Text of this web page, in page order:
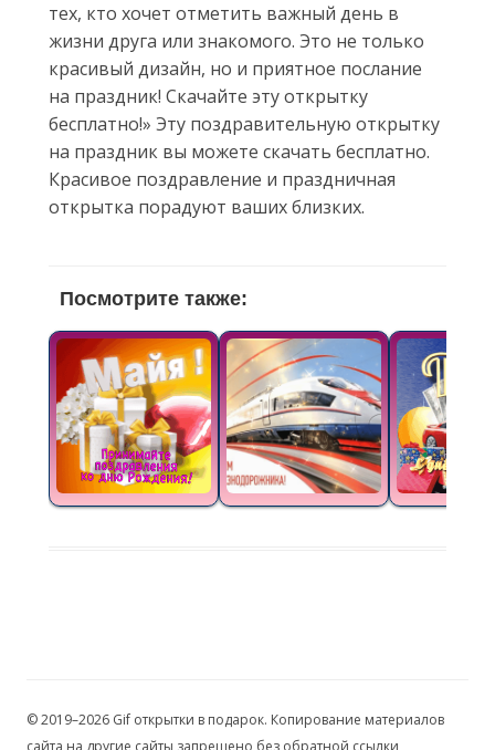
тех, кто хочет отметить важный день в
жизни друга или знакомого. Это не только
красивый дизайн, но и приятное послание
на праздник! Скачайте эту открытку
бесплатно!» Эту поздравительную открытку
на праздник вы можете скачать бесплатно.
Красивое поздравление и праздничная
открытка порадуют ваших близких.
Посмотрите также:
© 2019–2026 Gif открытки в подарок. Копирование материалов
сайта на другие сайты запрещено без обратной ссылки